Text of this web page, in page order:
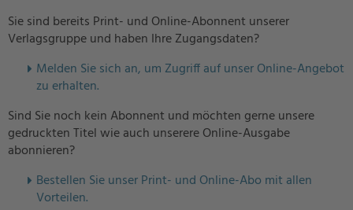
Sie sind bereits Print- und Online-Abonnent unserer
Verlagsgruppe und haben Ihre Zugangsdaten?
Melden Sie sich an, um Zugriff auf unser Online-Angebot
zu erhalten.
Sind Sie noch kein Abonnent und möchten gerne unsere
gedruckten Titel wie auch unserere Online-Ausgabe
abonnieren?
Bestellen Sie unser Print- und Online-Abo mit allen
Vorteilen.